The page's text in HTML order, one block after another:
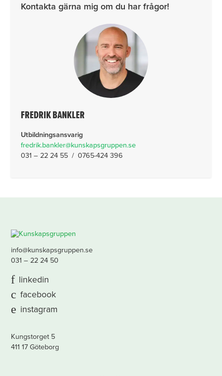
Kontakta gärna mig om du har frågor!
FREDRIK BANKLER
Utbildningsansvarig
fredrik.bankler@kunskapsgruppen.se
031 – 22 24 55 / 0765-424 396
info@kunskapsgruppen.se
031 – 22 24 50
linkedin
facebook
instagram
Kungstorget 5
411 17 Göteborg